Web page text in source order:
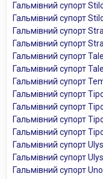
Гальмівний супорт
Гальмівний супорт
Гальмівний супорт
Гальмівний супорт
Гальмівний супорт
Гальмівний супорт
Гальмівний супорт
Гальмівний супорт Tipo
Гальмівний супорт Tipo
Гальмівний супорт
Гальмівний супорт
Гальмівний супорт
Гальмівний супорт
Гальмівний супорт Uno